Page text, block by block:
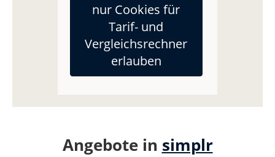
nur Cookies für
Tarif- und
Vergleichsrechner
erlauben
Angebote in simplr